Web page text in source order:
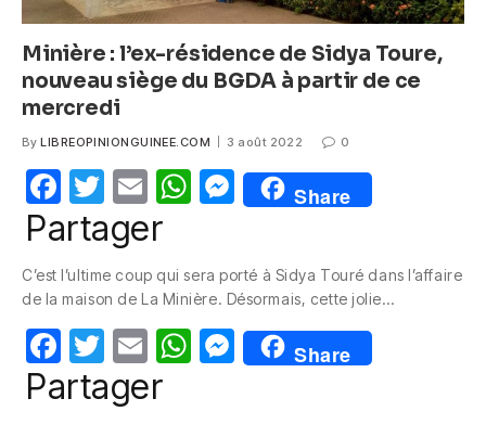
Minière : l’ex-résidence de Sidya Toure,
nouveau siège du BGDA à partir de ce
mercredi
By LIBREOPINIONGUINEE.COM 3 août 2022 0
F
a
e
b
o
o
T
w
itt
er
E
m
W
s
A
p
M
e
e
n
g
Share
Partager
C’est l’ultime coup qui sera porté à Sidya Touré dans l’affaire
de la maison de La Minière. Désormais, cette jolie…
F
a
T
w
itt
E
m
W M
e
Share
Partager